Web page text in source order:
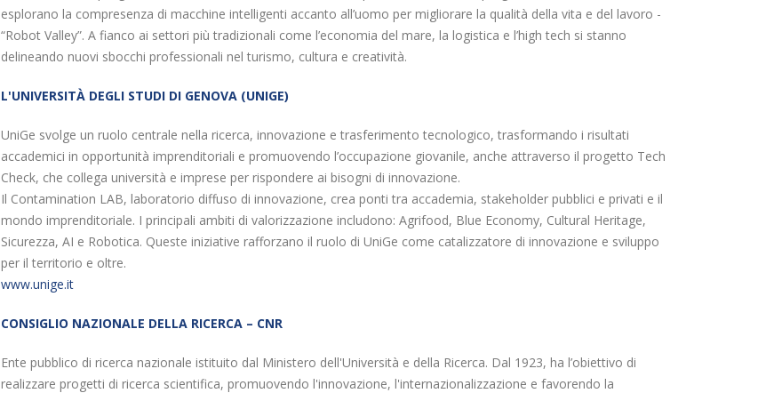
esplorano la compresenza di macchine intelligenti accanto all’uomo per migliorare la qualità della vita e del lavoro -
“Robot Valley”. A fianco ai settori più tradizionali come l’economia del mare, la logistica e l’high tech si stanno
delineando nuovi sbocchi professionali nel turismo, cultura e creatività.
L'UNIVERSITÀ DEGLI STUDI DI GENOVA (UNIGE)
UniGe svolge un ruolo centrale nella ricerca, innovazione e trasferimento tecnologico, trasformando i risultati
accademici in opportunità imprenditoriali e promuovendo l’occupazione giovanile, anche attraverso il progetto Tech
Check, che collega università e imprese per rispondere ai bisogni di innovazione.
Il Contamination LAB, laboratorio diffuso di innovazione, crea ponti tra accademia, stakeholder pubblici e privati e il
mondo imprenditoriale. I principali ambiti di valorizzazione includono: Agrifood, Blue Economy, Cultural Heritage,
Sicurezza, AI e Robotica. Queste iniziative rafforzano il ruolo di UniGe come catalizzatore di innovazione e sviluppo
per il territorio e oltre.
www.unige.it
CONSIGLIO NAZIONALE DELLA RICERCA – CNR
Ente pubblico di ricerca nazionale istituito dal Ministero dell'Università e della Ricerca. Dal 1923, ha l’obiettivo di
realizzare progetti di ricerca scientifica, promuovendo l'innovazione, l'internazionalizzazione e favorendo la